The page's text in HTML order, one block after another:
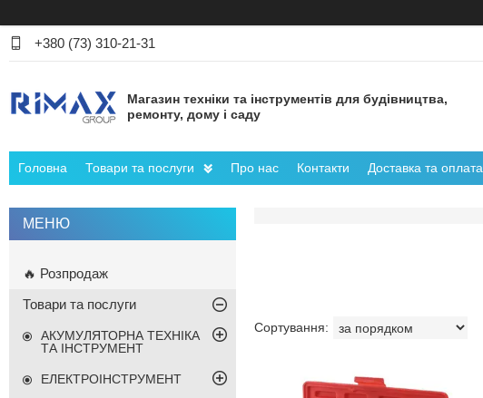
+380 (73) 310-21-31
Магазин техніки та інструментів для будівництва,
ремонту, дому і саду
Головна Товари та послуги Про нас Контакти Доставка та оплата
🔥 Розпродаж
Товари та послуги
АКУМУЛЯТОРНА ТЕХНІКА
ТА ІНСТРУМЕНТ
ЕЛЕКТРОІНСТРУМЕНТ